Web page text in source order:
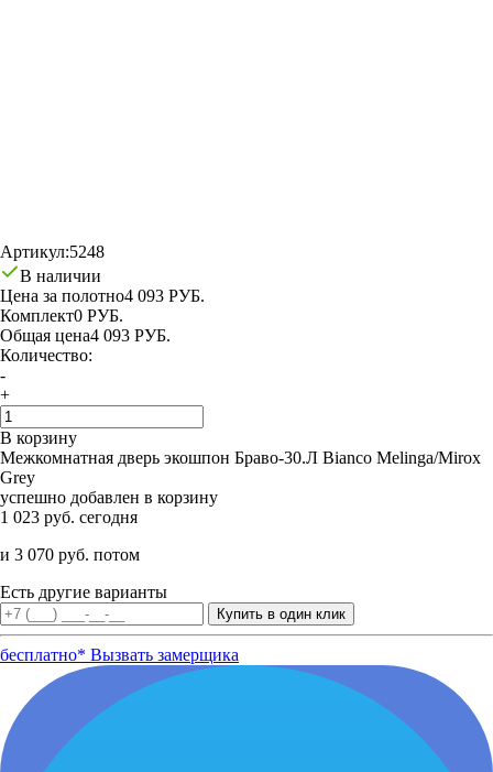
Артикул:5248
В наличии
Цена за полотно4 093 РУБ.
Комплект0 РУБ.
Общая цена4 093 РУБ.
Количество:
-
+
В корзину
Межкомнатная дверь экошпон Браво-30.Л Bianco Melinga/Mirox
Grey
успешно добавлен в корзину
1 023 руб. сегодня
и 3 070 руб. потом
Есть другие варианты
бесплатно* Вызвать замерщика